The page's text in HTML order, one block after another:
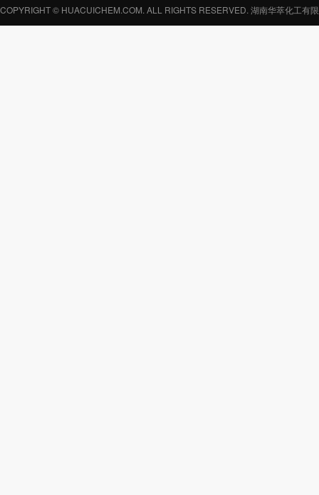
COPYRIGHT © HUACUICHEM.COM. ALL RIGHTS RESERVED. 湖南华萃化工有